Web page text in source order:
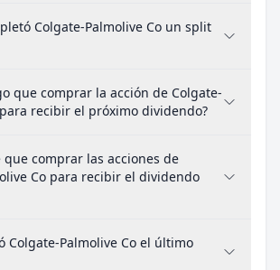
Colgate-Palmolive Co un split
que comprar la acción de Colgate-
recibir el próximo dividendo?
que comprar las acciones de
Co para recibir el dividendo
Colgate-Palmolive Co el último